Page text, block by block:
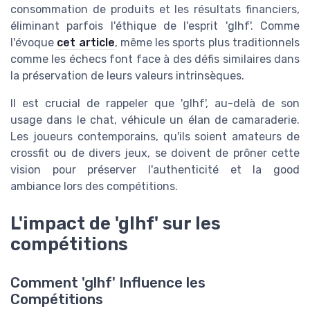
consommation de produitset les résultats financiers,
éliminant parfois l'éthique de l'esprit 'glhf'. Comme
l'évoque cet article, même les sports plus traditionnels
comme les échecs font face à des défis similaires dans
la préservation de leurs valeurs intrinsèques.
Il est crucial de rappeler que 'glhf', au-delà de son
usage dans le chat, véhicule un élan de camaraderie.
Les joueurscontemporains, qu'ils soient amateurs de
crossfit ou de divers jeux, se doivent de prôner cette
vision pour préserver l'authenticité et la good
ambiance lors des compétitions.
L'impact de 'glhf' sur les
compétitions
Comment 'glhf' Influence les
Compétitions